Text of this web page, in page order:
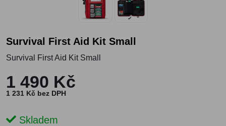
Survival First Aid Kit Small
Survival First Aid Kit Small
1 490 Kč
1 231 Kč bez DPH
Skladem